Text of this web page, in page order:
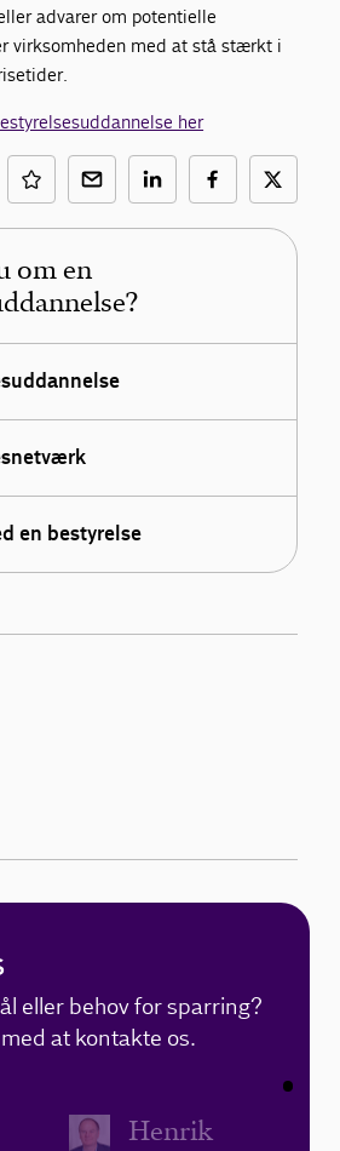
advarer om potentielle
virksomheden med at stå stærkt i
her
om en
en bestyrelse
eller behov for sparring?
at kontakte os.
Henrik